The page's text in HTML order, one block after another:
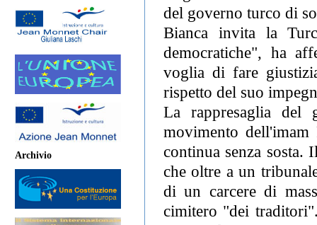
Archivio
del governo turco di
Bianca invita la
democratiche", ha
voglia di fare
rispetto del suo
La rappresaglia
movimento
continua senza sosta.
che oltre a un
di un carcere di
cimitero "dei